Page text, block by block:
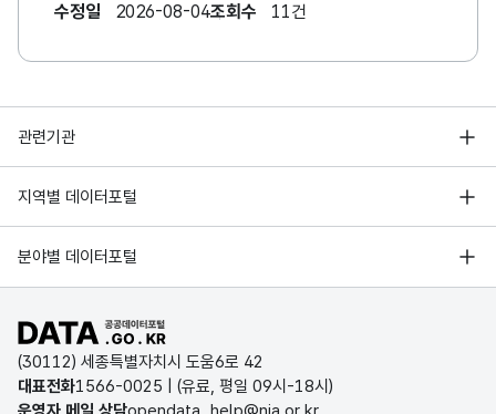
수정일
2026-08-04조회수 11건
관련기관
행정안전부
한국지능정보사회진흥원
국가정보자원관리원
지역별 데이터포털
서울 열린데이터광장
경기데이터드림
D-데이터허브
인천데이터포털
울산광역시 데이터포털
분야별 데이터포털
기상자료개방포털
국토교통부 공간정보오픈플랫폼
환경부 환경데이터포털
문화데이터광장
공공데이터포털 바로가기
(30112) 세종특별자치시 도움6로 42
대표전화1566-0025 | (유료, 평일 09시-18시)